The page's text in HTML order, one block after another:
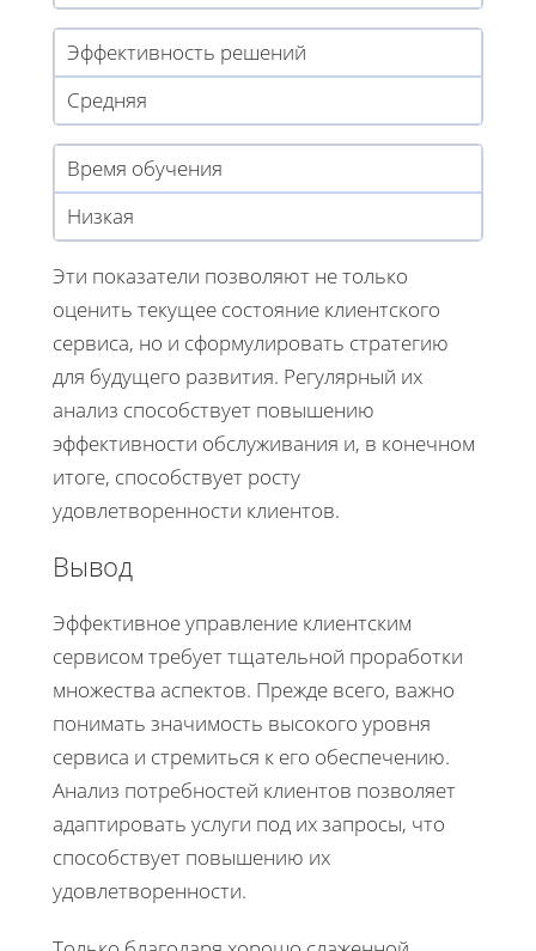
Эффективность решений
Средняя
Время обучения
Низкая
Эти показатели позволяют не только
оценить текущее состояние клиентского
сервиса, но и сформулировать стратегию
для будущего развития. Регулярный их
анализ способствует повышению
эффективности обслуживания и, в конечном
итоге, способствует росту
удовлетворенности клиентов.
Вывод
Эффективное управление клиентским
сервисом требует тщательной проработки
множества аспектов. Прежде всего, важно
понимать значимость высокого уровня
сервиса и стремиться к его обеспечению.
Анализ потребностей клиентов позволяет
адаптировать услуги под их запросы, что
способствует повышению их
удовлетворенности.